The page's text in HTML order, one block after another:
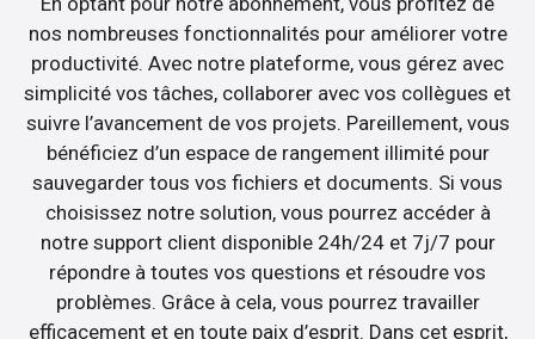
nos nombreuses fonctionnalités pour améliorer votre
productivité. Avec notre plateforme, vous gérez avec
simplicité vos tâches, collaborer avec vos collègues et
suivre l’avancement de vos projets. Pareillement, vous
bénéficiez d’un espace de rangement illimité pour
sauvegarder tous vos fichiers et documents. Si vous
choisissez notre solution, vous pourrez accéder à
notre support client disponible 24h/24 et 7j/7 pour
répondre à toutes vos questions et résoudre vos
problèmes. Grâce à cela, vous pourrez travailler
efficacement et en toute paix d’esprit. Dans cet esprit,